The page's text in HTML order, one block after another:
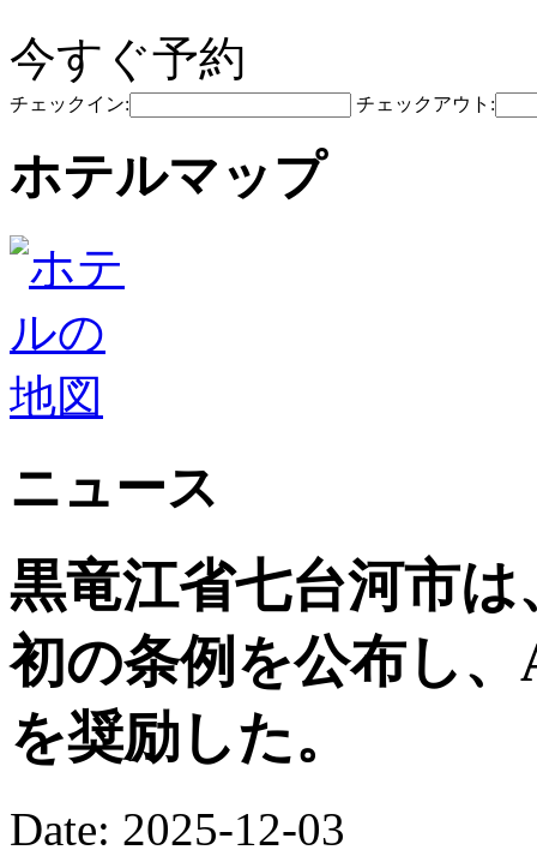
今すぐ予約
チェックイン: チェックアウト:
ホテルマップ
ニュース
黒竜江省七台河市
初の条例を公布し
を奨励した。
Date: 2025-12-03